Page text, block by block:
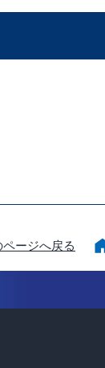
ページへ戻る